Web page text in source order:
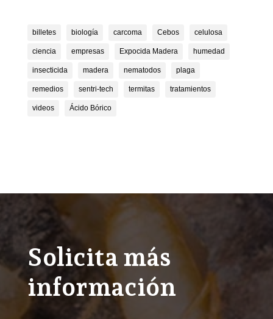
billetes biología carcoma Cebos celulosa
ciencia empresas Expocida Madera humedad
insecticida madera nematodos plaga
remedios sentri-tech termitas tratamientos
videos Ácido Bórico
Solicita más
información